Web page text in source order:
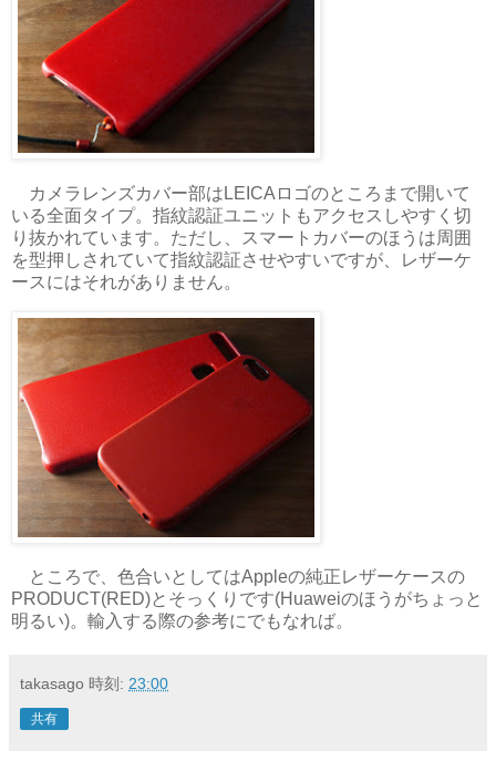
カメラレンズカバー部はLEICAロゴのところまで開いて
いる全面タイプ。指紋認証ユニットもアクセスしやすく切
り抜かれています。ただし、スマートカバーのほうは周囲
を型押しされていて指紋認証させやすいですが、レザーケ
ースにはそれがありません。
ところで、色合いとしてはAppleの純正レザーケースの
PRODUCT(RED)とそっくりです(Huaweiのほうがちょっと
明るい)。輸入する際の参考にでもなれば。
takasago 時刻: 23:00
共有